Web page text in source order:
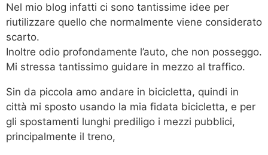
Nel mio blog infatti ci sono tantissime idee per
riutilizzare quello che normalmente viene considerato
scarto.
Inoltre odio profondamente l’auto, che non posseggo.
Mi stressa tantissimo guidare in mezzo al traffico.
Sin da piccola amo andare in bicicletta, quindi in
città mi sposto usando la mia fidata bicicletta, e per
gli spostamenti lunghi prediligo i mezzi pubblici,
principalmente il treno,